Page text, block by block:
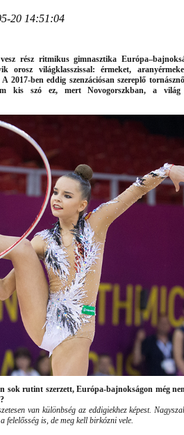
20 14:51:04
rész ritmikus gimnasztika
orosz világklasszissal: érmeket,
2017-ben eddig szenzációsan szereplő
kis szó ez, mert Novogorszkban, a világ
sok rutint szerzett, Európa-bajnokságon még
van különbség az eddigiekhez képest.
felelősség is, de meg kell birkózni vele.